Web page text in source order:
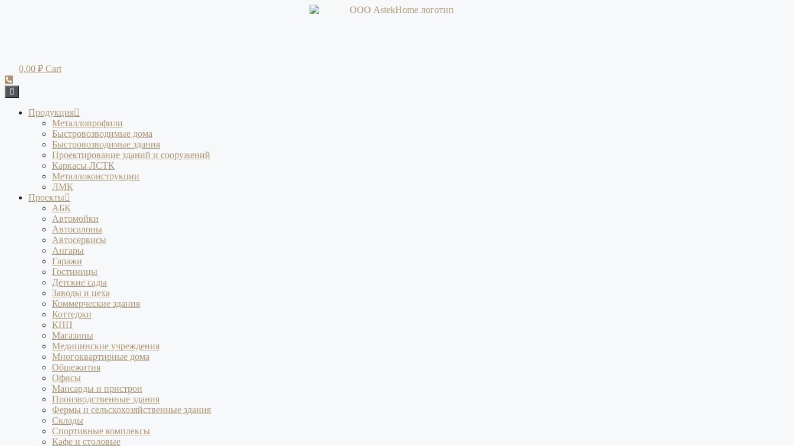
0,00 ₽ Cart
Продукция
Металлопрофили
Быстровозводимые дома
Быстровозводимые здания
Проектирование зданий и сооружений
Каркасы ЛСТК
Металлоконструкции
ЛМК
Проекты
АБК
Автомойки
Автосалоны
Автосервисы
Ангары
Гаражи
Гостиницы
Детские сады
Заводы и цеха
Коммерческие здания
Коттеджи
КПП
Магазины
Медицинские учреждения
Многоквартирные дома
Общежития
Офисы
Мансарды и пристрои
Производственные здания
Фермы и сельскохозяйственные здания
Склады
Спортивные комплексы
Кафе и столовые